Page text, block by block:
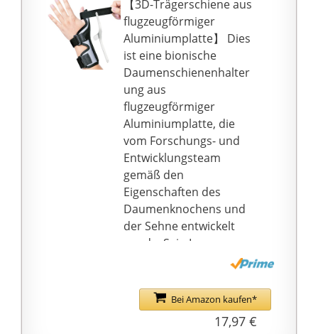
antimicrobielbeschicht
etem und latexfreiem
Textilgewebe
【3D-Trägerschiene aus
flugzeugförmiger
Aluminiumplatte】 Dies
ist eine bionische
Daumenschienenhalter
ung aus
flugzeugförmiger
Aluminiumplatte, die
vom Forschungs- und
Entwicklungsteam
gemäß den
Eigenschaften des
Daumenknochens und
der Sehne entwickelt
wurde. Sein Inneres
besteht aus leichtem,
Aluminiumlegierungsm
aterial, und die
Oberfläche ist oxidiert,
Bei Amazon kaufen*
17,97 €